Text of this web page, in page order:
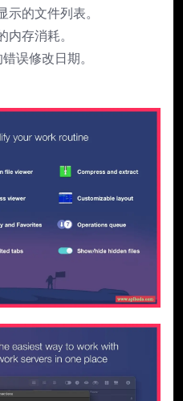
的文件列表。
存消耗。
误修改日期。